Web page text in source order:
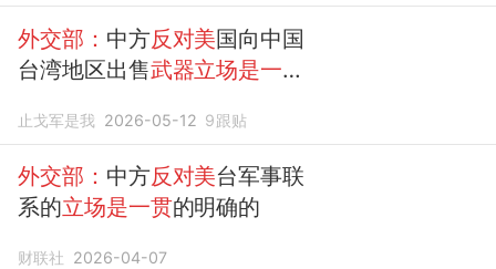
外交部： 中方反对美国向中国
台湾地区出售武器立场是一贯
止戈军是我 2026-05-12 9跟贴
外交部： 中方反对美台军事联
系的立场是一贯的明确的
财联社 2026-04-07